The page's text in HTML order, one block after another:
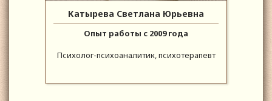
Катырева Светлана Юрьевна
Опыт работы с 2009 года
Психолог-психоаналитик, психотерапевт